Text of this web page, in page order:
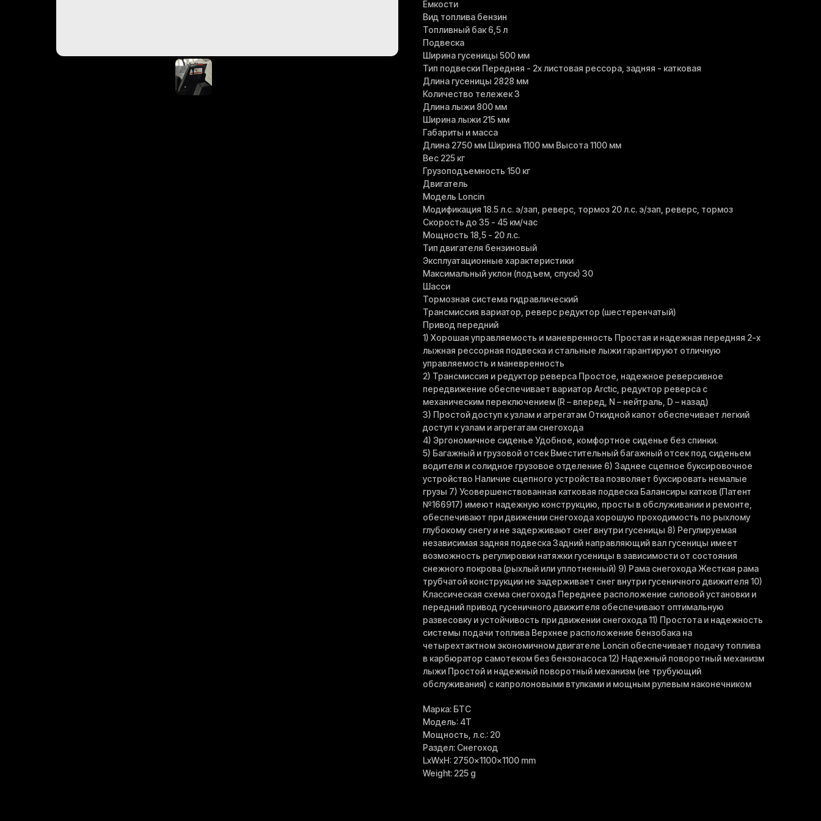
Емкости
Вид топлива бензин
Топливный бак 6,5 л
Подвеска
Ширина гусеницы 500 мм
Тип подвески Передняя - 2х листовая рессора, задняя - катковая
Длина гусеницы 2828 мм
Количество тележек 3
Длина лыжи 800 мм
Ширина лыжи 215 мм
Габариты и масса
Длина 2750 мм Ширина 1100 мм Высота 1100 мм
Вес 225 кг
Грузоподъемность 150 кг
Двигатель
Модель Loncin
Модификация 18.5 л.с. э/зап, реверс, тормоз 20 л.с. э/зап, реверс, тормоз
Скорость до 35 - 45 км/час
Мощность 18,5 - 20 л.с.
Тип двигателя бензиновый
Эксплуатационные характеристики
Mаксимальный уклон (подъем, спуск) 30
Шасси
Тормозная система гидравлический
Трансмиссия вариатор, реверс редуктор (шестеренчатый)
Привод передний
1) Хорошая управляемость и маневренность Простая и надежная передняя 2-х
лыжная рессорная подвеска и стальные лыжи гарантируют отличную
управляемость и маневренность
2) Трансмиссия и редуктор реверса Простое, надежное реверсивное
передвижение обеспечивает вариатор Arctic, редуктор реверса с
механическим переключением (R – вперед, N – нейтраль, D – назад)
3) Простой доступ к узлам и агрегатам Откидной капот обеспечивает легкий
доступ к узлам и агрегатам снегохода
4) Эргономичное сиденье Удобное, комфортное сиденье без спинки.
5) Багажный и грузовой отсек Вместительный багажный отсек под сиденьем
водителя и солидное грузовое отделение 6) Заднее сцепное буксировочное
устройство Наличие сцепного устройства позволяет буксировать немалые
грузы 7) Усовершенствованная катковая подвеска Балансиры катков (Патент
№166917) имеют надежную конструкцию, просты в обслуживании и ремонте,
обеспечивают при движении снегохода хорошую проходимость по рыхлому
глубокому снегу и не задерживают снег внутри гусеницы 8) Регулируемая
независимая задняя подвеска Задний направляющий вал гусеницы имеет
возможность регулировки натяжки гусеницы в зависимости от состояния
снежного покрова (рыхлый или уплотненный) 9) Рама снегохода Жесткая рама
трубчатой конструкции не задерживает снег внутри гусеничного движителя 10)
Классическая схема снегохода Переднее расположение силовой установки и
передний привод гусеничного движителя обеспечивают оптимальную
развесовку и устойчивость при движении снегохода 11) Простота и надежность
системы подачи топлива Верхнее расположение бензобака на
четырехтактном экономичном двигателе Loncin обеспечивает подачу топлива
в карбюратор самотеком без бензонасоса 12) Надежный поворотный механизм
лыжи Простой и надежный поворотный механизм (не трубующий
обслуживания) с капролоновыми втулками и мощным рулевым наконечником
Марка: БТС
Модель: 4Т
Мощность, л.с.: 20
Раздел: Снегоход
LxWxH: 2750x1100x1100 mm
Weight: 225 g